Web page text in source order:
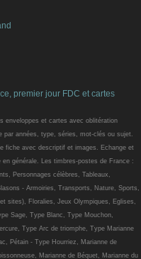
premier jour FDC et cartes
enveloppes et cartes avec oblitération
par années, type, séries, mot-clés ou sujet.
fiche avec descriptif et images. Echange et
générale. Les timbres-postes de France :
Personnages célèbres, Tableaux,
- Armoiries, Transports, Nature, Sports,
sites), Floralies, Jeux Olympiques, Eglises,
Sage, Type Blanc, Type Mouchon,
Type Arc de triomphe, Type Marianne
Pétain - Type Hourriez, Marianne de
Marianne de Béquet, Marianne du